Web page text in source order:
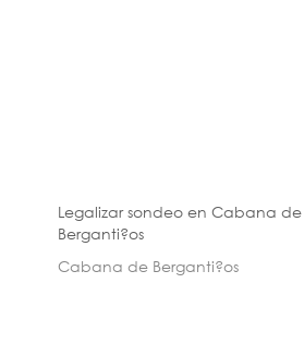
Legalizar sondeo en Cabana de
Berganti?os
Cabana de Berganti?os